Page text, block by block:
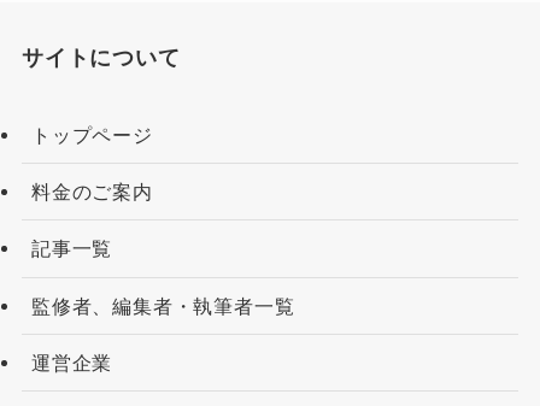
サイトについて
トップページ
料金のご案内
記事一覧
監修者、編集者・執筆者一覧
運営企業